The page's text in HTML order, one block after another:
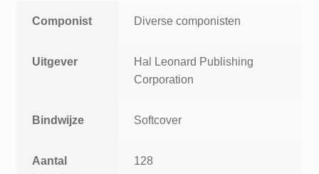
Componist Diverse componisten
Uitgever
Hal Leonard Publishing
Corporation
Bindwijze Softcover
Aantal
128